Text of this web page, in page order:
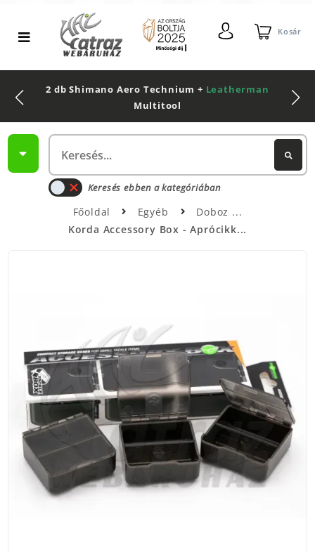
Kosár
2 db Shimano Aero Technium + Leatherman
Multitool
Keresés ebben a kategóriában
Főoldal Egyéb
Doboz
Korda Accessory Box - Aprócikk...